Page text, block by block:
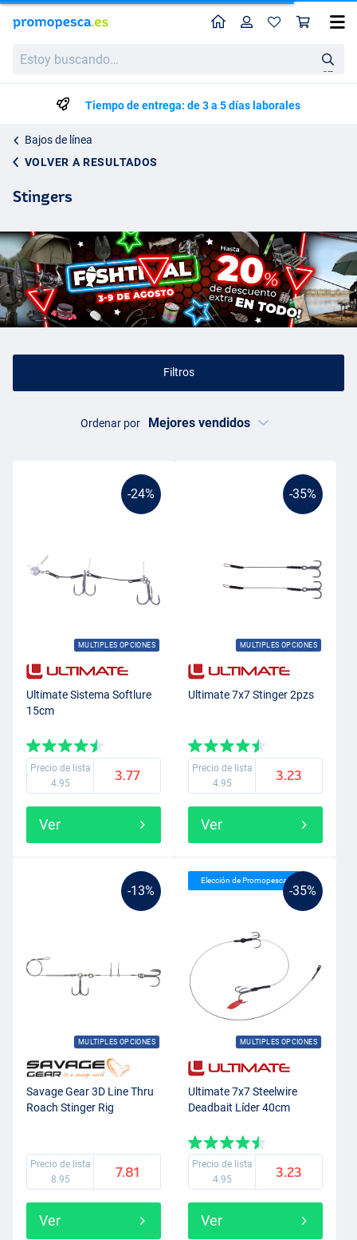
buscando…
en
Perfil
Tiempo de entrega: de 3 a 5 días laborales
Bajos de línea
VOLVER A RESULTADOS
Stingers
Filtros
Ordenar por
-24%
MULTIPLES OPCIONES
Ultimate Sistema Softlure
15cm
Precio de lista
4.95
3.77
Ver
-35%
MULTIPLES OPCIONES
Ultimate 7x7 Stinger 2pzs
Precio de lista
4.95
3.23
Ver
-13%
MULTIPLES OPCIONES
Savage Gear 3D Line Thru
Roach Stinger Rig
Precio de lista
8.95
7.81
Ver
-35%
MULTIPLES OPCIONES
Elección de Promopesca
Ultimate 7x7 Steelwire
Deadbait Líder 40cm
Precio de lista
4.95
3.23
Ver